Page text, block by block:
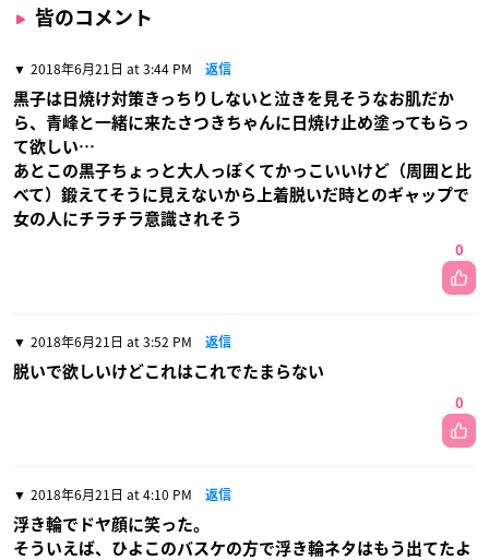
皆のコメント
2018年6月21日 at 3:44 PM 返信
黒子は日焼け対策きっちりしないと泣きを見そうなお肌だか
ら、青峰と一緒に来たさつきちゃんに日焼け止め塗ってもらっ
て欲しい…
あとこの黒子ちょっと大人っぽくてかっこいいけど（周囲と比
べて）鍛えてそうに見えないから上着脱いだ時とのギャップで
女の人にチラチラ意識されそう
0
2018年6月21日 at 3:52 PM 返信
脱いで欲しいけどこれはこれでたまらない
0
2018年6月21日 at 4:10 PM 返信
浮き輪でドヤ顔に笑った。
そういえば、ひよこのバスケの方で浮き輪ネタはもう出てたよ